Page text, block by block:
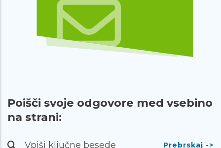
Poišči svoje odgovore med vsebino
na strani:
Prebrskaj